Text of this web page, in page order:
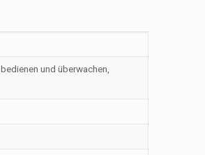
und überwachen,